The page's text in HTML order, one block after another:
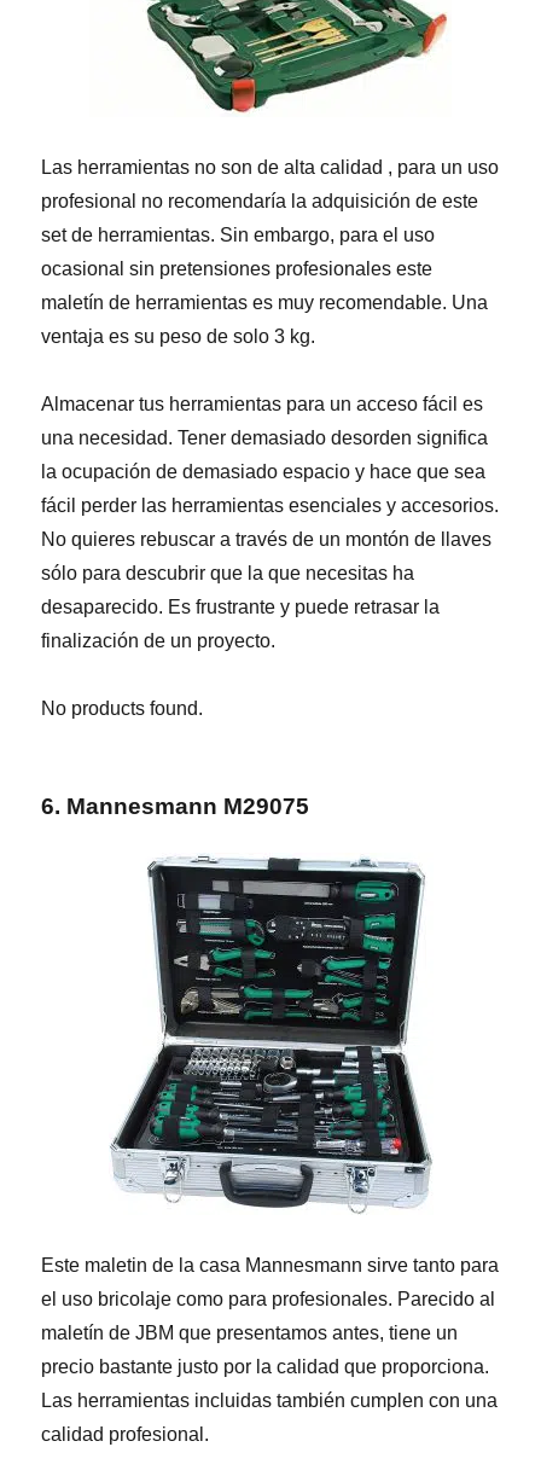
Las herramientas no son de alta calidad , para un uso
profesional no recomendaría la adquisición de este
set de herramientas. Sin embargo, para el uso
ocasional sin pretensiones profesionales este
maletín de herramientas es muy recomendable. Una
ventaja es su peso de solo 3 kg.
Almacenar tus herramientas para un acceso fácil es
una necesidad.Tener demasiado desorden significa
la ocupación de demasiado espacio y hace que sea
fácil perder las herramientas esenciales y accesorios.
No quieres rebuscar a través de un montón de llaves
sólo para descubrir que la que necesitas ha
desaparecido. Es frustrante y puede retrasar la
finalización de un proyecto.
No products found.
6. Mannesmann M29075
Este maletin de la casa Mannesmann sirve tanto para
el uso bricolaje como para profesionales. Parecido al
maletín de JBM que presentamos antes, tiene un
precio bastante justo por la calidad que proporciona.
Las herramientas incluidas también cumplen con una
calidad profesional.